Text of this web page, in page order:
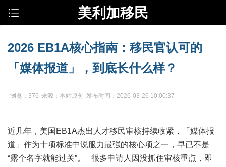
美利加移民
2026 EB1A核心指南：移民官认可的
「媒体报道」，到底长什么样？
浏览：376 来源：本站原创 发布时间：2026-03-26 10:00:37
近几年，美国 EB1A杰出人才移民审核持续收紧，「媒体报
道」作为十项标准中说服力最强的核心项之一，早已不是
“露个名字就能过关”。 很多申请人因没抓住审核重点，即